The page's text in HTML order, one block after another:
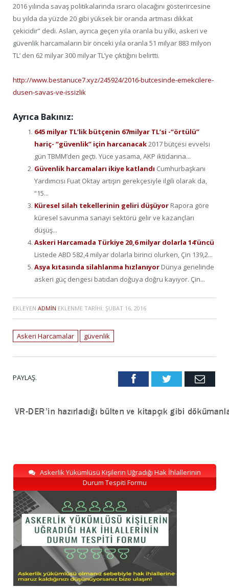
2016 yılında savaş politikalarında ısrarcı olacağını gösterircesine
bu yılda da yüzde 20 gibi yüksek bir oranda artması dikkat
çekicidir” dedi. Aslan, ayrıca geçen yıla oranla bu yılki, askeri ve
güvenlik harcamaların bir önceki yıla oranla 51 milyar 883 milyon
TL’ den 62 milyar 300 milyar TL’ye çıktığını belirtti.
http://www.bestanuce7.xyz/245924/2016-butcesinde-emekcilere-
dusen-savas-ve-issizlik
Ayrıca Bakınız:
645 milyar TL’lik bütçenin 67milyar TL’si -“örtülü”
hariç- “güvenlik” için harcanacak2017 bütçesi evvelsi
gün TBMM’den geçti. Yüce yasama, AKP iktidarına...
Güvenlik harcamaları ikiye katlandı Cumhurbaşkanı
Yardımcısı Fuat Oktay artışın gerekçesiyle ilgili olarak da,
“15...
Küresel silah tekellerinin geliri düşüyor Rapora göre
küresel savunma sanayi sektörü gelir ve kazançları
düşüş...
Askeri Harcamada Türkiye 20,6 milyar dolarla 14’üncü
Listede ABD 582,4 milyar dolarla birinci olurken, Çin 139,2...
Asya kıtasında silahlanma hızlanıyor Dünya genelinde
askeri güç dengesi batıdan doğuya doğru kayıyor. Çin...
EKLEYEN ADMIN EKLENME TARIHI: ŞUBAT 16, 2016
Askeri Harcamalar güvenlik
PAYLAŞ. FacebookTwitter Email
Askerlik Yükümlüsü Kişilerin Uğradığı Hak İhlallerinin
Durum Tespiti Formu